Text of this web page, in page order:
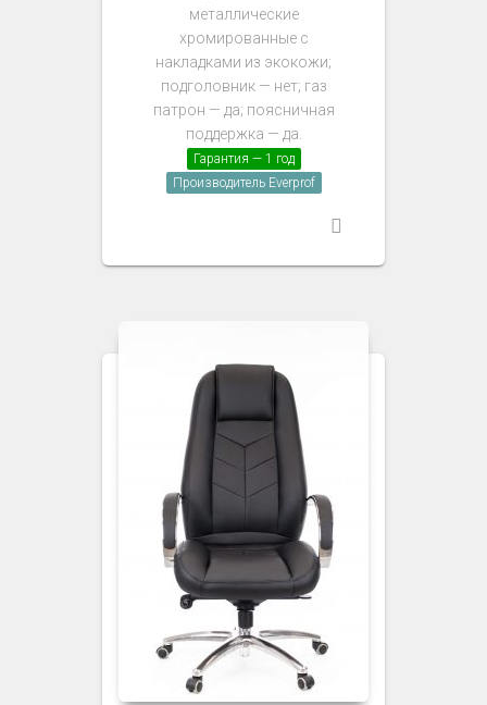
металлические
хромированные с
накладками из экокожи;
подголовник — нет; газ
патрон — да; поясничная
поддержка — да.
Гарантия — 1 год
Производитель Everprof